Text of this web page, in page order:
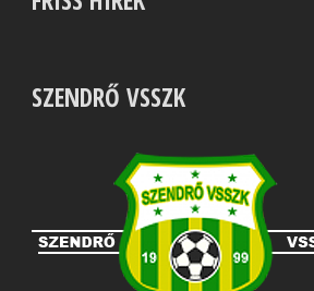
SZENDRŐ VSSZK